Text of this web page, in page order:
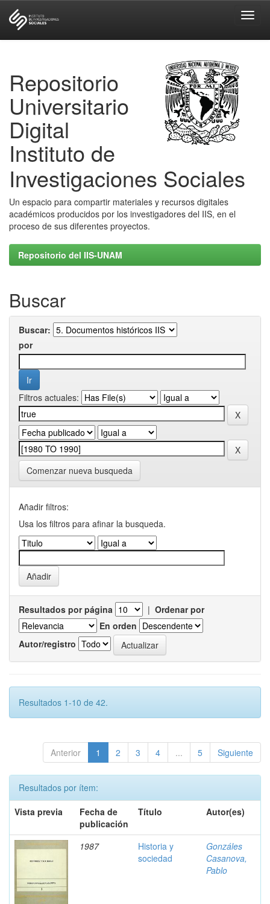
Repositorio
Universitario
Digital
Instituto de
Investigaciones Sociales
Un espacio para compartir materiales y recursos digitales
académicos producidos por los investigadores del IIS, en el
proceso de sus diferentes proyectos.
Repositorio del IIS-UNAM
Buscar
Buscar:
por
Filtros actuales:
Comenzar nueva busqueda
Añadir filtros:
Usa los filtros para afinar la busqueda.
Resultados por página | Ordenar por
En orden
Autor/registro
Resultados 1-10 de 42.
Anterior 1 2 3 4 ... 5 Siguiente
Resultados por ítem:
Vista previa
Fecha de
publicación
Título Autor(es)
1987
Historia y
sociedad
Gonzáles
Casanova,
Pablo